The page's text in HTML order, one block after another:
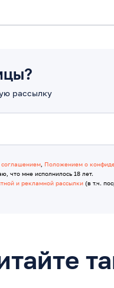
рассылку
соглашением, Положением о
что мне исполнилось 18 лет.
и рекламной рассылки (в т.ч.